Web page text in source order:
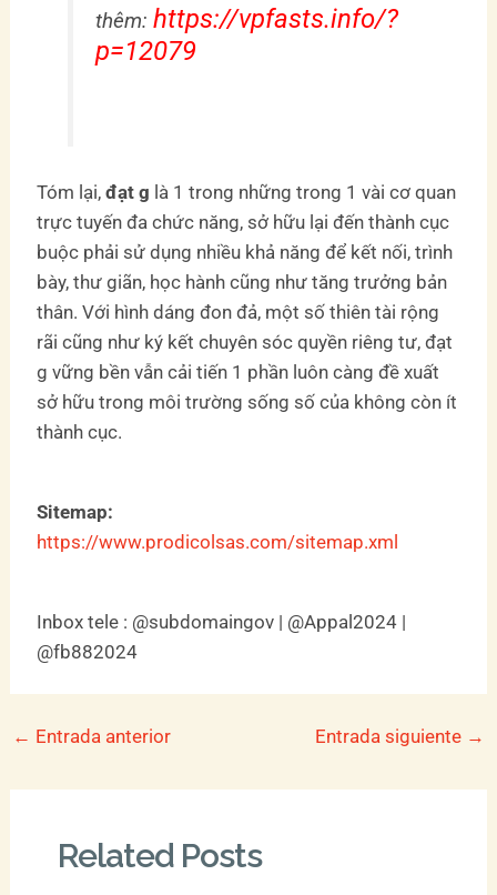
thêm:https://vpfasts.info/?
p=12079
Tóm lại,đạt g là 1 trong những trong 1 vài cơ quan
trực tuyến đa chức năng, sở hữu lại đến thành cục
buộc phải sử dụng nhiều khả năng để kết nối, trình
bày, thư giãn, học hành cũng như tăng trưởng bản
thân. Với hình dáng đon đả, một số thiên tài rộng
rãi cũng như ký kết chuyên sóc quyền riêng tư, đạt
g vững bền vẫn cải tiến 1 phần luôn càng đề xuất
sở hữu trong môi trường sống số của không còn ít
thành cục.
Sitemap:
https://www.prodicolsas.com/sitemap.xml
Inbox tele : @subdomaingov | @Appal2024 |
@fb882024
← Entrada anterior Entrada siguiente →
Related Posts